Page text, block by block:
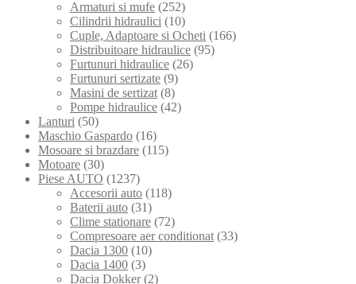
Armaturi si mufe (252)
Cilindrii hidraulici (10)
Cuple, Adaptoare si Ocheti (166)
Distribuitoare hidraulice (95)
Furtunuri hidraulice (26)
Furtunuri sertizate (9)
Masini de sertizat (8)
Pompe hidraulice (42)
Lanturi (50)
Maschio Gaspardo (16)
Mosoare si brazdare (115)
Motoare (30)
Piese AUTO (1237)
Accesorii auto (118)
Baterii auto (31)
Clime stationare (72)
Compresoare aer conditionat (33)
Dacia 1300 (10)
Dacia 1400 (3)
Dacia Dokker (2)